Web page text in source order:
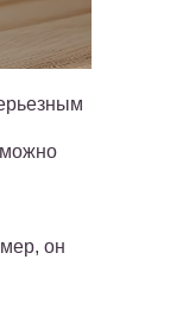
можно
он